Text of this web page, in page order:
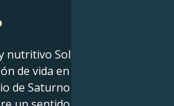
Sol de Cáncer
de vida en el ámbito
de Saturno en Acuario, tu